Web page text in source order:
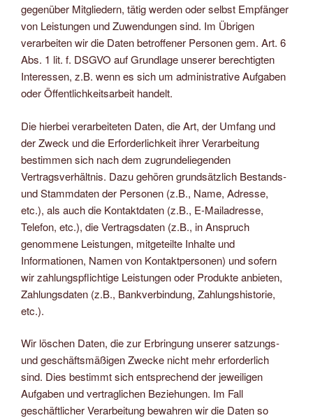
gegenüber Mitgliedern, tätig werden oder selbst Empfänger
von Leistungen und Zuwendungen sind. Im Übrigen
verarbeiten wir die Daten betroffener Personen gem. Art. 6
Abs. 1 lit. f. DSGVO auf Grundlage unserer berechtigten
Interessen, z.B. wenn es sich um administrative Aufgaben
oder Öffentlichkeitsarbeit handelt.
Die hierbei verarbeiteten Daten, die Art, der Umfang und
der Zweck und die Erforderlichkeit ihrer Verarbeitung
bestimmen sich nach dem zugrundeliegenden
Vertragsverhältnis. Dazu gehören grundsätzlich Bestands-
und Stammdaten der Personen (z.B., Name, Adresse,
etc.), als auch die Kontaktdaten (z.B., E-Mailadresse,
Telefon, etc.), die Vertragsdaten (z.B., in Anspruch
genommene Leistungen, mitgeteilte Inhalte und
Informationen, Namen von Kontaktpersonen) und sofern
wir zahlungspflichtige Leistungen oder Produkte anbieten,
Zahlungsdaten (z.B., Bankverbindung, Zahlungshistorie,
etc.).
Wir löschen Daten, die zur Erbringung unserer satzungs-
und geschäftsmäßigen Zwecke nicht mehr erforderlich
sind. Dies bestimmt sich entsprechend der jeweiligen
Aufgaben und vertraglichen Beziehungen. Im Fall
geschäftlicher Verarbeitung bewahren wir die Daten so